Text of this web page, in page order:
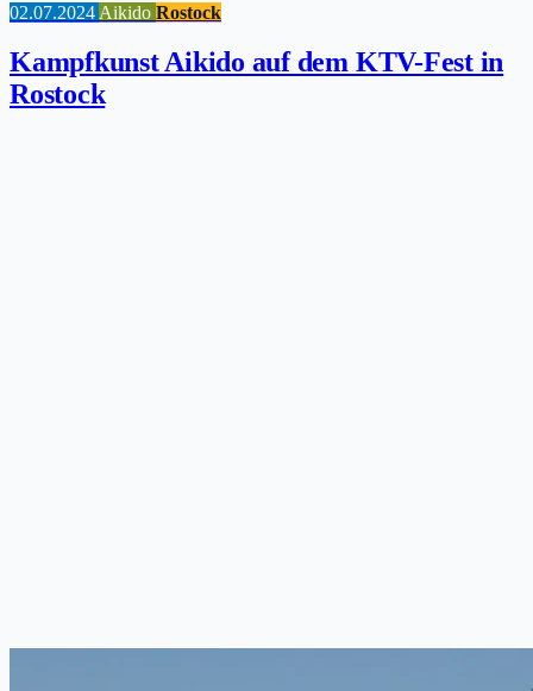
02.07.2024 Aikido Rostock
Kampfkunst Aikido auf dem KTV-Fest in
Rostock